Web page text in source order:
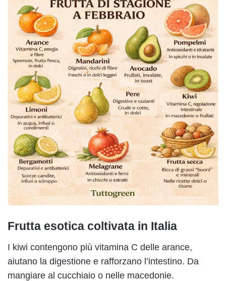
Frutta esotica coltivata in Italia
I kiwi contengono più vitamina C delle arance,
aiutano la digestione e rafforzano l’intestino. Da
mangiare al cucchiaio o nelle macedonie.